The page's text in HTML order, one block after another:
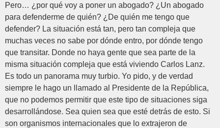
Pero… ¿por qué voy a poner un abogado? ¿Un abogado
para defenderme de quién? ¿De quién me tengo que
defender? La situación está tan, pero tan compleja que
muchas veces no sabe por dónde entro, por dónde tengo
que transitar. Donde no haya gente que sea parte de la
misma situación compleja que está viviendo Carlos Lanz.
Es todo un panorama muy turbio. Yo pido, y de verdad
siempre le hago un llamado al Presidente de la República,
que no podemos permitir que este tipo de situaciones siga
desarrollándose. Sea quien sea que esté detrás de esto. Si
son organismos internacionales que lo extrajeron de